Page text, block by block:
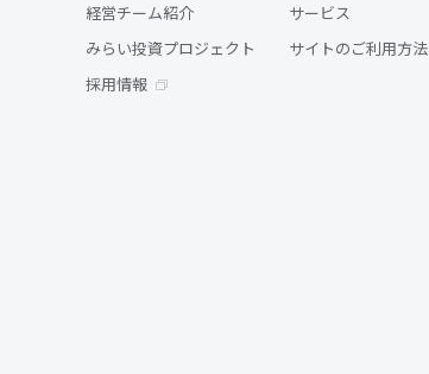
経営チーム紹介
サービス
みらい投資プロジェクト
サイトのご利用方法
採用情報